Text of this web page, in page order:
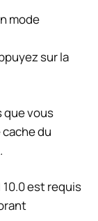
mode
sur la
que vous
du
10.0 est requis